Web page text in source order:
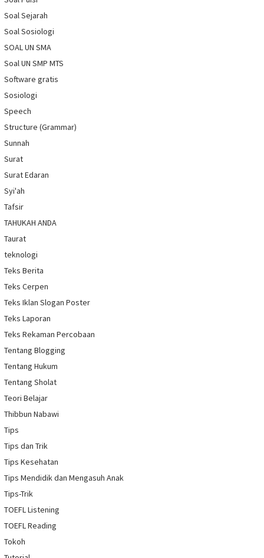
Soal Sejarah
Soal Sosiologi
SOAL UN SMA
Soal UN SMP MTS
Software gratis
Sosiologi
Speech
Structure (Grammar)
Sunnah
Surat
Surat Edaran
Syi'ah
Tafsir
TAHUKAH ANDA
Taurat
teknologi
Teks Berita
Teks Cerpen
Teks Iklan Slogan Poster
Teks Laporan
Teks Rekaman Percobaan
Tentang Blogging
Tentang Hukum
Tentang Sholat
Teori Belajar
Thibbun Nabawi
Tips
Tips dan Trik
Tips Kesehatan
Tips Mendidik dan Mengasuh Anak
Tips-Trik
TOEFL Listening
TOEFL Reading
Tokoh